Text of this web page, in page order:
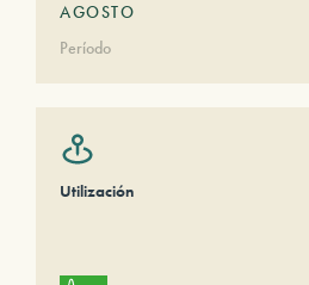
AGOSTO
Período
Utilización